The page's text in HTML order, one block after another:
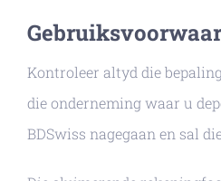
Kontroleer altyd die
die onderneming waar u
BDSwiss nagegaan en sal